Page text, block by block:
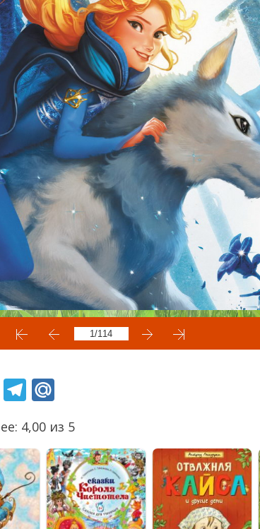
Odnoklassniki
Telegram
4,00 из 5